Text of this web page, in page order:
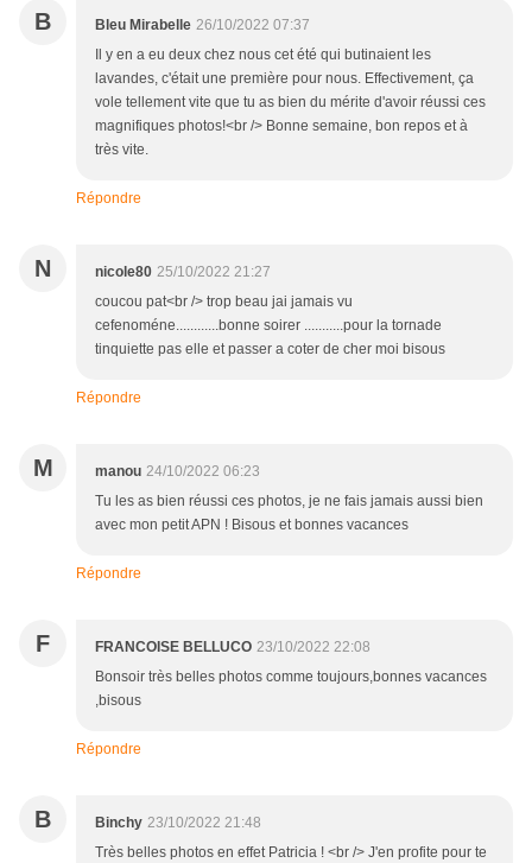
B Bleu Mirabelle 26/10/2022 07:37
Il y en a eu deux chez nous cet été qui butinaient les
lavandes, c'était une première pour nous. Effectivement, ça
vole tellement vite que tu as bien du mérite d'avoir réussi ces
magnifiques photos!<br /> Bonne semaine, bon repos et à
très vite.
Répondre
N nicole80 25/10/2022 21:27
coucou pat<br /> trop beau jai jamais vu
cefenoméne............bonne soirer ...........pour la tornade
tinquiette pas elle et passer a coter de cher moi bisous
Répondre
M manou 24/10/2022 06:23
Tu les as bien réussi ces photos, je ne fais jamais aussi bien
avec mon petit APN ! Bisous et bonnes vacances
Répondre
F FRANCOISE BELLUCO 23/10/2022 22:08
Bonsoir très belles photos comme toujours,bonnes vacances
,bisous
Répondre
B Binchy 23/10/2022 21:48
Très belles photos en effet Patricia ! <br /> J'en profite pour te